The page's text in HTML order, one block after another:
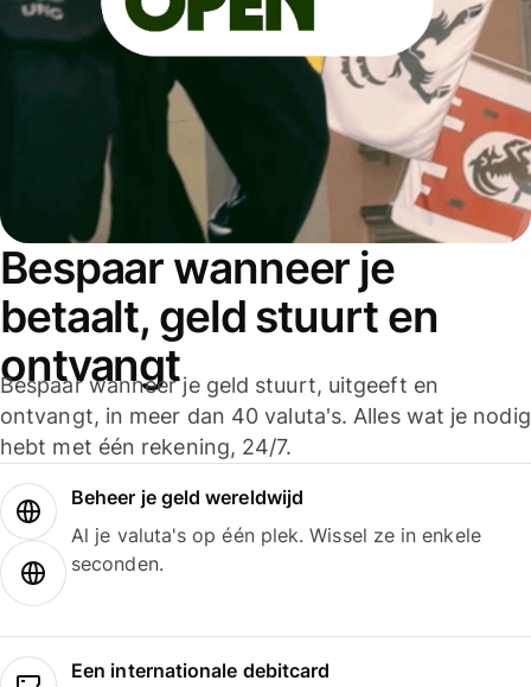
Bespaar wanneer je
betaalt, geld stuurt en
ontvangt
Bespaar wanneer je geld stuurt, uitgeeft en
ontvangt, in meer dan 40 valuta's. Alles wat je nodig
hebt met één rekening, 24/7.
Beheer je geld wereldwijd
Al je valuta's op één plek. Wissel ze in enkele
seconden.
Een internationale debitcard